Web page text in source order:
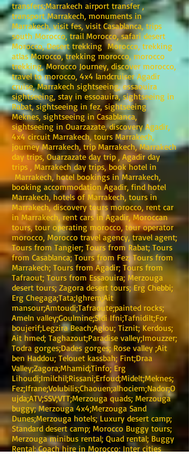
transfers;Marrakech airport transfer ,
transport Marrakech, monuments in
Marrakech, visit fes, visit Casablanca, trips
south Morocco, trail Morocco, safari desert
Morocco, Desert trekking Morocco, trekking
atlas Morocco, trekking morocco, morocco
trekking, Morocco Journey, discover morocco,
travel to morocco, 4x4 landcruiser Agadir
cruise, Marrakech sightseeing, essaouira
sightseeing, stay in essoauira, sightseeing in
Rabat, sightseeing in fez, sightseeing
Meknes, sightseeing in Casablanca,
sightseeing in Ouarzazate, discovery Agadir,
4x4 circuit Marrakech, tours Marrakech,
journey Marrakech, trip Marrakech, Marrakech
day trips, Ouarzazate day trip , Agadir day
trips , Marrakech day trips, book hotel in
Marrakech, hotel bookings in Marrakech,
booking accommodation Agadir, find hotel
Marrakech, hotels of Marrakech, tours in
Marrakech, discovery tours morocco, rent car
in Marrakech, rent cars in Agadir, Moroccan
tours, tour operating morocco, tour operator
morocco, Morocco travel agency, travel agent;
Tours from Tangier; Tours from Rabat; Tours
from Casablanca; Tours from Fez; Tours from
Marrakech; Tours from Agadir; Tours from
Tafraout; Tours from Essaouira; Merzouga
desert tours; Zagora desert tours; Erg Chebbi;
Erg Chegaga;Tata;Ighrem;Ait
mansour;Amtoudi;Tafraoute;painted rocks;
Ameln valley;Goulmine;Sidi Ifni;Tafnidilt;For
boujerif;Legzira Beach;Aglou; Tiznit; Kerdous;
Ait hmed; Taghazout;Paradise valley;Imouzzer;
Todra gorges;Dades gorges; Rose valley ;Ait
ben Haddou; Telouet kassbah; Fint;Draa
Valley;Zagora;Mhamid;Tinfo; Erg
Lihoudi;Imilchil;Rissani;Erfoud;Midelt;Meknes;
Fez;Ifrane;Volubilis;Chaouen;alhociem;Nador;O
ujda;ATV;SSV;VTT;Merzouga quads; Merzouga
buggy; Merzouga 4x4;Merzouga Sand
Dunes;Merzouga hotels; Luxury desert camp;
Standard desert camp; Morocco Buggy tours;
Merzouga minibus rental; Quad rental; Buggy
Rental; Coach hire in Morocco; Inter cities